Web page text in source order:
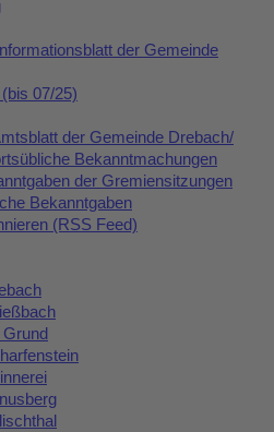
der Gemeinde
07/25)
der Gemeinde Drebach/
Bekanntmachungen
der Gremiensitzungen
Bekanntgaben
(RSS Feed)